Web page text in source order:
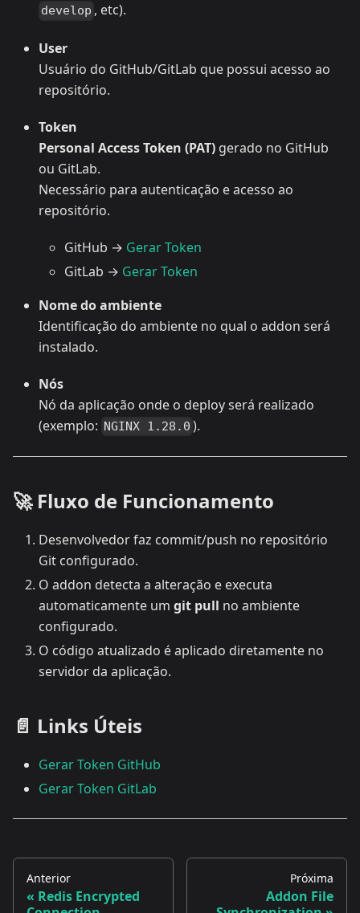
develop , etc).
User
Usuário do GitHub/GitLab que possui acesso ao
repositório.
Token
Personal Access Token (PAT) gerado no GitHub
ou GitLab.
Necessário para autenticação e acesso ao
repositório.
GitHub → Gerar Token
GitLab → Gerar Token
Nome do ambiente
Identificação do ambiente no qual o addon será
instalado.
Nós
Nó da aplicação onde o deploy será realizado
(exemplo: NGINX 1.28.0 ).
🚀 Fluxo de Funcionamento
Desenvolvedor faz commit/push no repositório
Git configurado.
O addon detecta a alteração e executa
automaticamente um git pull no ambiente
configurado.
O código atualizado é aplicado diretamente no
servidor da aplicação.
📄 Links Úteis
Gerar Token GitHub
Gerar Token GitLab
Anterior
Redis Encrypted
Próxima
Addon File